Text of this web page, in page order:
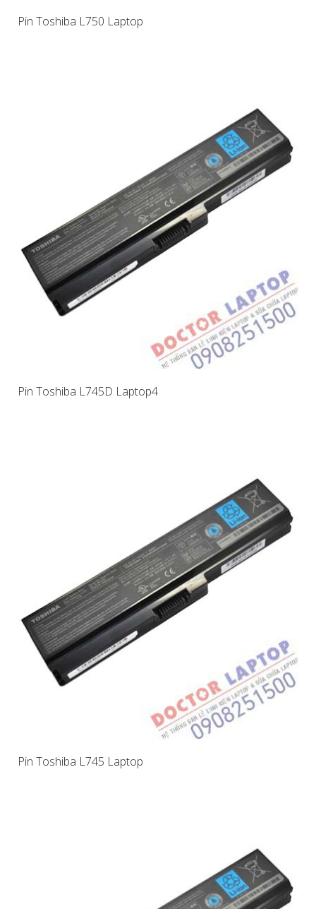
Pin Toshiba L750 Laptop
Pin Toshiba L745D Laptop4
Pin Toshiba L745 Laptop